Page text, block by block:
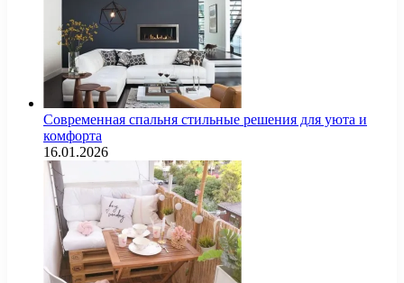
Современная спальня стильные решения для уюта и
комфорта
16.01.2026